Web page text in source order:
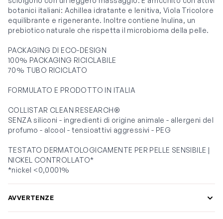
botanici italiani: Achillea idratante e lenitiva, Viola Tricolore
equilibrante e rigenerante. Inoltre contiene Inulina, un
prebiotico naturale che rispetta il microbioma della pelle.
PACKAGING DI ECO-DESIGN
100% PACKAGING RICICLABILE
70% TUBO RICICLATO
FORMULATO E PRODOTTO IN ITALIA
COLLISTAR CLEAN RESEARCH®
SENZA siliconi - ingredienti di origine animale - allergeni del
profumo - alcool - tensioattivi aggressivi - PEG
TESTATO DERMATOLOGICAMENTE PER PELLE SENSIBILE |
NICKEL CONTROLLATO*
*nickel <0,0001%
AVVERTENZE